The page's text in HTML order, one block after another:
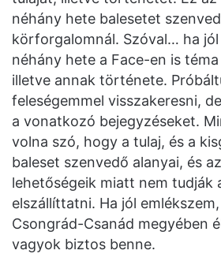
néhány hete balesetet
körforgalomnál. Szóval… ha jól
néhány hete a Face-en is
illetve annak története.
feleségemmel visszakeresni,
a vonatkozó bejegyzéseket.
volna szó, hogy a tulaj, és a
baleset szenvedő alanyai, és
lehetőségeik miatt nem tudják
elszállíttatni. Ha jól
Csongrád-Csanád megyében
vagyok biztos benne.